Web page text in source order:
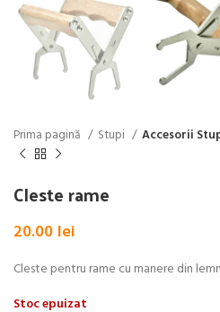
Prima pagină Stupi Accesorii
Cleste rame
20.00 lei
Cleste pentru rame cu manere din lemn
Stoc epuizat